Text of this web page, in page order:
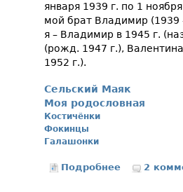
января 1939 г. по 1
мой брат Владимир (1939
я – Владимир в 1945 г.
(рожд. 1947 г.),
1952 г.).
Сельский Маяк
Моя родословная
Костичёнки
Фокинцы
Галашонки
Подробнее 2